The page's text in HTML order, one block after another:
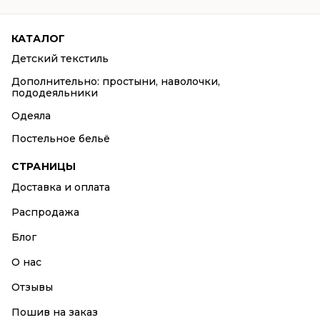
КАТАЛОГ
Детский текстиль
Дополнительно: простыни, наволочки,
пододеяльники
Одеяла
Постельное бельё
СТРАНИЦЫ
Доставка и оплата
Распродажа
Блог
О нас
Отзывы
Пошив на заказ